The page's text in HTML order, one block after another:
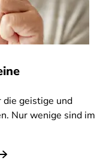
geistige und
Nur wenige sind im